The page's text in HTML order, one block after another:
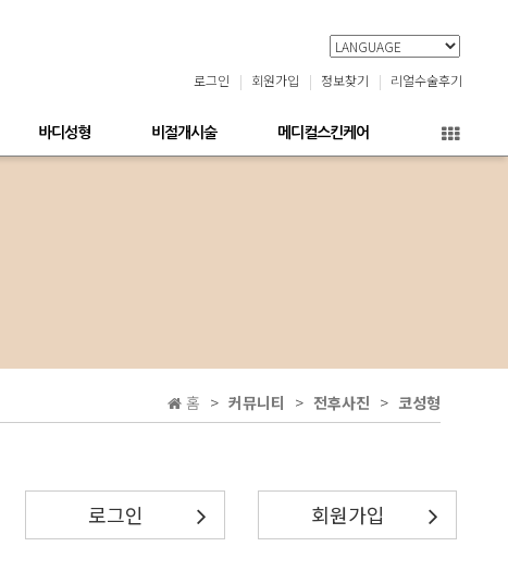
로그인 회원가입 정보찾기 리얼수술후기
바디성형 비절개시술 메디컬스킨케어
홈 커뮤니티 전후사진 코성형
로그인 회원가입